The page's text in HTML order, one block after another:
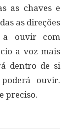
as chaves e
as direções
a ouvir com
a voz mais
dentro de si
ouvir.
preciso.